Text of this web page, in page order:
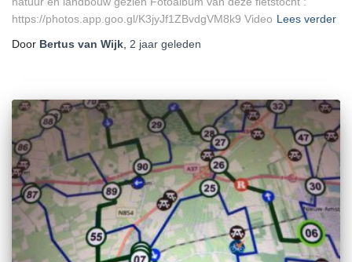
https://photos.app.goo.gl/K3jyJf1ZBvdgVM8k9 Video Lees verder
Door Bertus van Wijk 2 jaar geleden